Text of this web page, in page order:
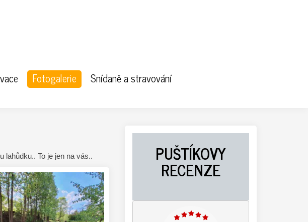
Fotogalerie
Snídaně a stravování
lahůdku.. To je jen na vás.. PUŠTÍKOVY
RECENZE